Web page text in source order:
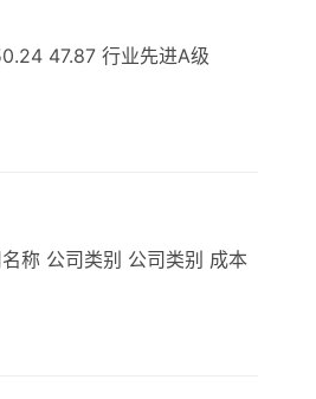
47.87 行业先进A级
称 公司类别 公司类别 成本